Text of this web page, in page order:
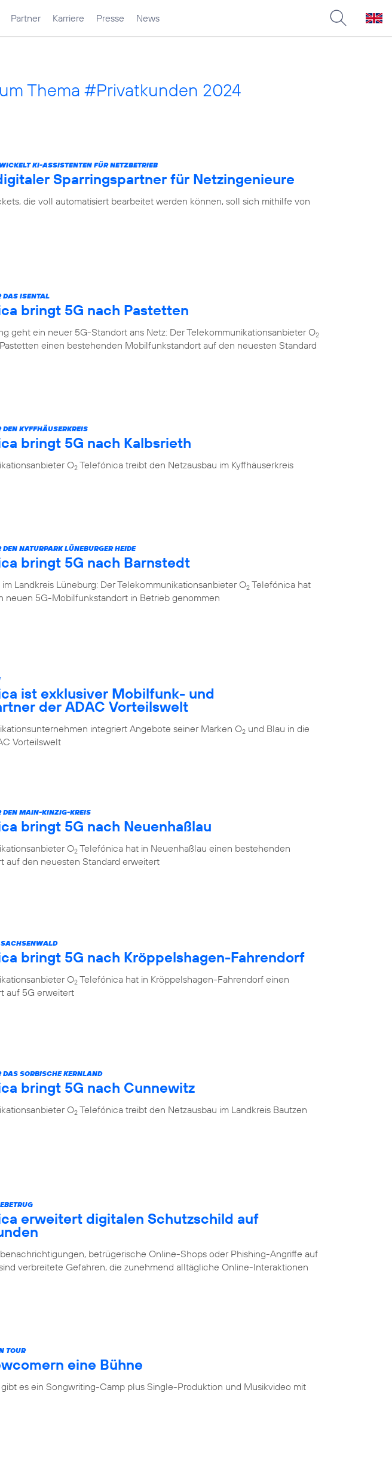
Partner Karriere Presse News
Thema #Privatkunden 2024
KI-ASSISTENTEN FÜR NETZBETRIEB
Sparringspartner für Netzingenieure
die voll automatisiert bearbeitet werden können, soll sich mithilfe von
DAS ISENTAL
bringt 5G nach Pastetten
geht ein neuer 5G-Standort ans Netz: Der Telekommunikationsanbieter O2
einen bestehenden Mobilfunkstandort auf den neuesten Standard
DEN KYFFHÄUSERKREIS
bringt 5G nach Kalbsrieth
O2 Telefónica treibt den Netzausbau im Kyffhäuserkreis
DEN NATURPARK LÜNEBURGER HEIDE
bringt 5G nach Barnstedt
Landkreis Lüneburg: Der Telekommunikationsanbieter O2 Telefónica hat
neuen 5G-Mobilfunkstandort in Betrieb genommen
ist exklusiver Mobilfunk- und
der ADAC Vorteilswelt
integriert Angebote seiner Marken O2 und Blau in die
Vorteilswelt
DEN MAIN-KINZIG-KREIS
bringt 5G nach Neuenhaßlau
O2 Telefónica hat in Neuenhaßlau einen bestehenden
auf den neuesten Standard erweitert
bringt 5G nach Kröppelshagen-Fahrendorf
O2 Telefónica hat in Kröppelshagen-Fahrendorf einen
auf 5G erweitert
DAS SORBISCHE KERNLAND
bringt 5G nach Cunnewitz
O2 Telefónica treibt den Netzausbau im Landkreis Bautzen
erweitert digitalen Schutzschild auf
betrügerische Online-Shops oder Phishing-Angriffe auf
verbreitete Gefahren, die zunehmend alltägliche Online-Interaktionen
TOUR
eine Bühne
es ein Songwriting-Camp plus Single-Produktion und Musikvideo mit